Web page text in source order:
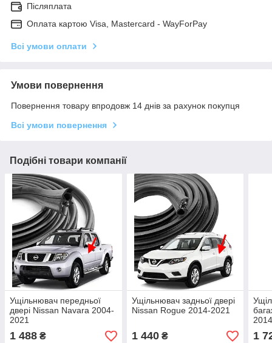
Післяплата
Оплата картою Visa, Mastercard - WayForPay
Всі умови оплати
Умови повернення
Повернення товару впродовж 14 днів за рахунок покупця
Всі умови повернення
Подібні товари компанії
Ущільнювач передньої
двері Nissan Navara 2004-
2021
1 488 ₴
Ущільнювач задньої двері
Nissan Rogue 2014-2021
1 440₴ 1